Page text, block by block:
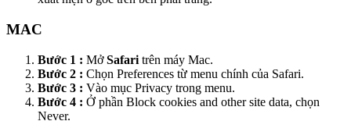
MAC
Bước 1 : MởSafari trên máy Mac.
Bước 2 : Chọn Preferences từ menu chính của Safari.
Bước 3 : Vào mục Privacy trong menu.
Bước 4 : Ở phần Block cookies and other site data, chọn
Never.